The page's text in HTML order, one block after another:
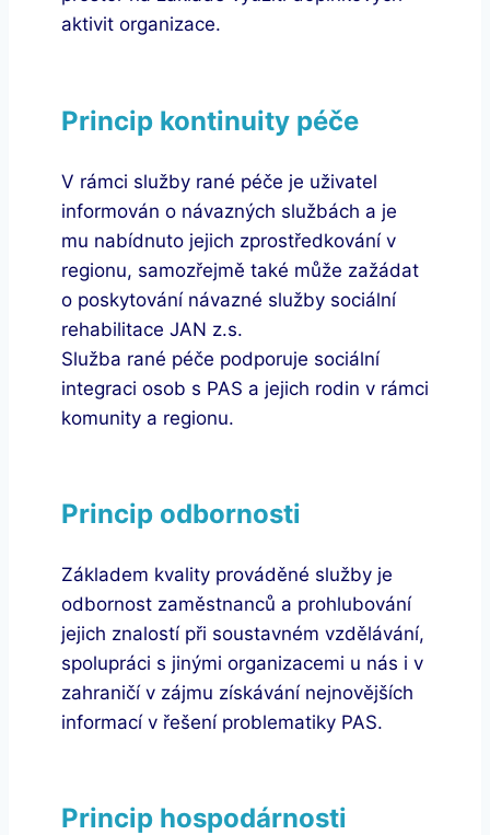
aktivit organizace.
Princip kontinuity péče
V rámci služby rané péče je uživatel
informován o návazných službách a je
mu nabídnuto jejich zprostředkování v
regionu, samozřejmě také může zažádat
o poskytování návazné služby sociální
rehabilitace JAN z.s.
Služba rané péče podporuje sociální
integraci osob s PAS a jejich rodin v rámci
komunity a regionu.
Princip odbornosti
Základem kvality prováděné služby je
odbornost zaměstnanců a prohlubování
jejich znalostí při soustavném vzdělávání,
spolupráci s jinými organizacemi u nás i v
zahraničí v zájmu získávání nejnovějších
informací v řešení problematiky PAS.
Princip hospodárnosti